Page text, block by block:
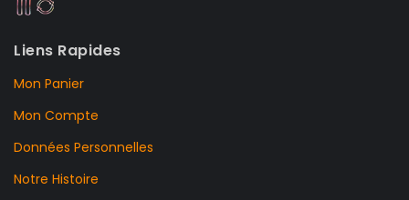
Liens Rapides
Mon Panier
Mon Compte
Données Personnelles
Notre Histoire